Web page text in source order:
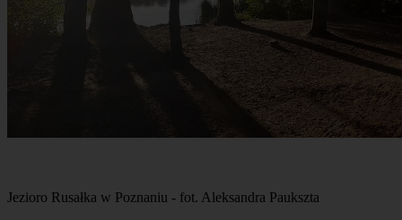
Jezioro Rusałka w Poznaniu - fot. Aleksandra Paukszta